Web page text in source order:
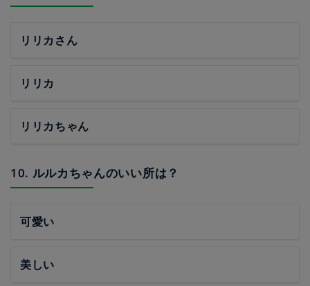
リリカさん
リリカ
リリカちゃん
10. ルルカちゃんのいい所は？
可愛い
美しい